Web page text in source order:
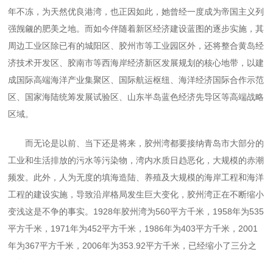
年不冻，为天然优良港湾，也正因如此，她曾经一度成为帝国主义列
强觊觎的肥美之地。而如今伴随着新区经济建设蓝图的逐步实施，其
周边工业区除已有的城阳区、胶州市等工业园区外，还将整合黄岛经
济技术开发区、胶南市等西海岸经济新区发展规划的核心地带，以建
成国际高端海洋产业集聚区、国际航运枢纽、海洋经济国际合作示范
区、国家海陆统筹发展试验区、山东半岛蓝色经济先导区等高端战略
区域。
而无论是以前、当下还是将来，胶州湾都要接纳青岛市大部分的
工业和生活排放的污水等污染物，湾内水质日趋恶化，大规模的赤潮
频发。此外，人为无度的填海造陆、养殖及大规模的海岸工程和海洋
工程的建设实施，导致沿岸格局发生巨大变化，胶州湾正在不断缩小
变浅这是不争的事实。 1928年胶州湾为560平方千米， 1958年为535
平方千米， 1971年为452平方千米， 1986年为403平方千米， 2001
年为367平方千米， 2006年为353.92平方千米，已经缩小了三分之